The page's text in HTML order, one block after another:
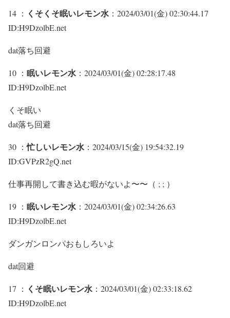
14 ： くそくそ眠いレモン水 ：2024/03/01(金) 02:30:44.17
ID:H9DzolbE.net
dat落ち回避
10 ： 眠いレモン水 ：2024/03/01(金) 02:28:17.48
ID:H9DzolbE.net
くそ眠い
dat落ち回避
30 ：忙しいレモン水 ：2024/03/15(金) 19:54:32.19
ID:GVPzR2gQ.net
仕事再開して書き込む暇がないよ〜〜（ ; ; ）
19 ： 眠いレモン水 ：2024/03/01(金) 02:34:26.63
ID:H9DzolbE.net
ダンガンロンパおもしろいよ
dat回避
17 ： くそ眠いレモン水 ：2024/03/01(金) 02:33:18.62
ID:H9DzolbE.net